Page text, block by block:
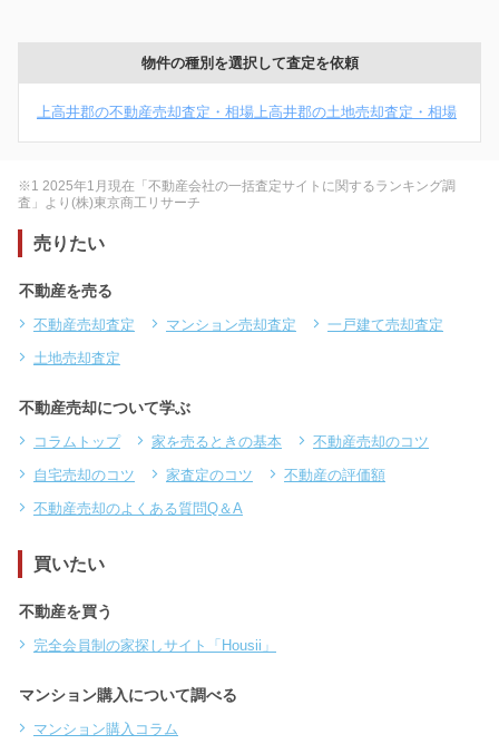
物件の種別を選択して査定を依頼
上高井郡の不動産売却査定・相場上高井郡の土地売却査定・相場
※1 2025年1月現在「不動産会社の一括査定サイトに関するランキング調
査」より(株)東京商工リサーチ
売りたい
不動産を売る
不動産売却査定 マンション売却査定
一戸建て売却査定
土地売却査定
不動産売却について学ぶ
コラムトップ 家を売るときの基本
不動産売却のコツ
自宅売却のコツ
家査定のコツ
不動産の評価額
不動産売却のよくある質問Q＆A
買いたい
不動産を買う
完全会員制の家探しサイト「Housii」
マンション購入について調べる
マンション購入コラム